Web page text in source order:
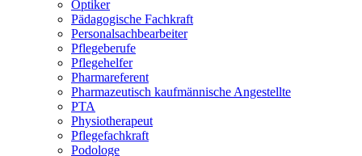
Optiker
Pädagogische Fachkraft
Personalsachbearbeiter
Pflegeberufe
Pflegehelfer
Pharmareferent
Pharmazeutisch kaufmännische Angestellte
PTA
Physiotherapeut
Pflegefachkraft
Podologe